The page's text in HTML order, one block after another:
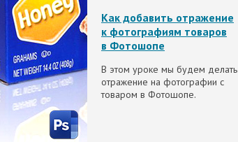
Как добавить отражение
к фотографиям товаров
в Фотошопе
В этом уроке мы будем делать
отражение на фотографии с
товаром в Фотошопе.